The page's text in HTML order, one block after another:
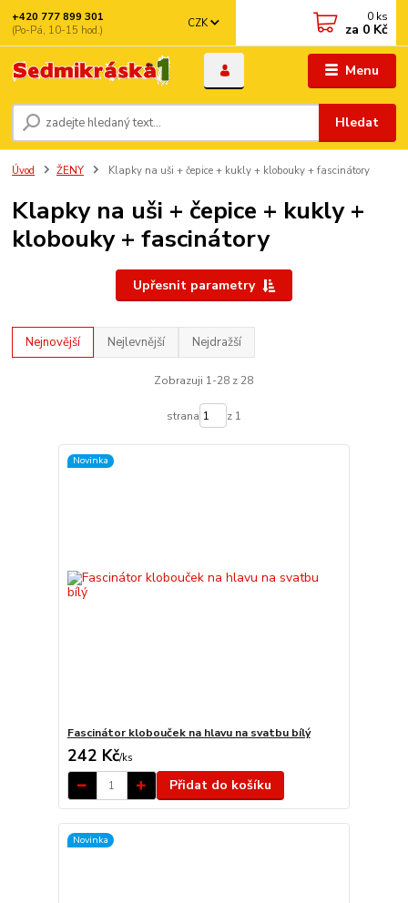
Menu
CZK
Hledat
+420 777 899 301
(Po-Pá, 10-15 hod.)
0 ks
za 0 Kč
Úvod ŽENY Klapky na uši + čepice + kukly + klobouky + fascinátory
Klapky na uši + čepice + kukly +
klobouky + fascinátory
Upřesnit parametry
Nejnovější Nejlevnější Nejdražší
Zobrazuji 1-28 z 28
strana z 1
Novinka
Fascinátor klobouček na hlavu na svatbu bílý
242 Kč/ks
Přidat do košíku
Novinka